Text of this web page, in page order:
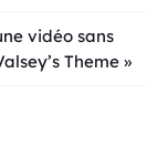
vidéo sans
Theme »